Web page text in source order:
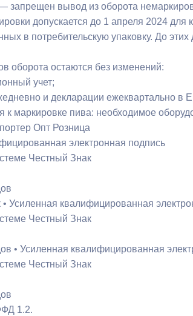
запрещен вывод из оборота
допускается до 1 апреля 2024
в потребительскую упаковку. До
оборота остаются без изменений:
учет;
и декларации ежеквартально в
к маркировке пива: необходимое
Опт Розница
электронная подпись
Честный Знак
• Усиленная квалифицированная
Честный Знак
• Усиленная квалифицированная
Честный Знак
1.2.